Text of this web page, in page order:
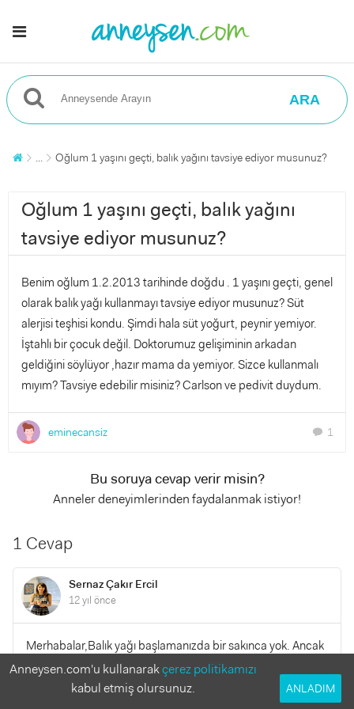
ARA
... Oğlum 1 yaşını geçti, balık yağını tavsiye ediyor musunuz?
Oğlum 1 yaşını geçti, balık yağını
tavsiye ediyor musunuz?
Benim oğlum 1.2.2013 tarihinde doğdu . 1 yaşını geçti, genel
olarak balık yağı kullanmayı tavsiye ediyor musunuz? Süt
alerjisi teşhisi kondu. Şimdi hala süt yoğurt, peynir yemiyor.
İştahlı bir çocuk değil. Doktorumuz gelişiminin arkadan
geldiğini söylüyor ,hazır mama da yemiyor. Sizce kullanmalı
mıyım? Tavsiye edebilir misiniz? Carlson ve pedivit duydum.
eminecansiz chat 1
Bu soruya cevap verir misin?
Anneler deneyimlerinden faydalanmak istiyor!
1 Cevap
Sernaz Çakır Ercil
12 yıl önce
Merhabalar,Balık yağı başlamanızda bir sakınca yok. Ancak
beslenmeside çok önemli balık, badem, z.yağı gibi besinleri
günlük programından eksik etmeyin.Kurubaklagilleri
Anneysen.com'u kullanarakçerez politikamızı
kabul etmiş olursunuz.
ANLADIM